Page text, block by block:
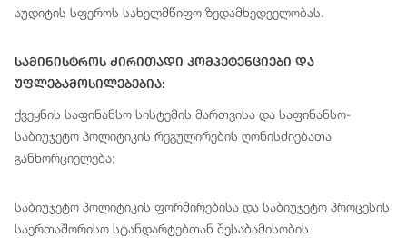
აუდიტის სფეროს სახელმწიფო ზედამხედველობას.
Სამინისტროს Ძირითადი Კომპეტენციები Და
Უფლებამოსილებებია:
ქვეყნის საფინანსო სისტემის მართვისა და საფინანსო-
საბიუჯეტო პოლიტიკის რეგულირების ღონისძიებათა
განხორციელება;
საბიუჯეტო პოლიტიკის ფორმირებისა და საბიუჯეტო პროცესის
საერთაშორისო სტანდარტებთან შესაბამისობის